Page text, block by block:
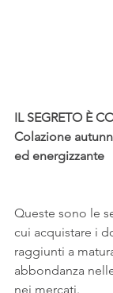
IL SEGRETO È
Colazione
ed energizzante
Queste sono le
cui acquistare i
raggiunti a
abbondanza
nei mercati.